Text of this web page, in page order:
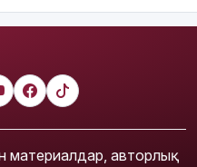
материалдар, авторлық